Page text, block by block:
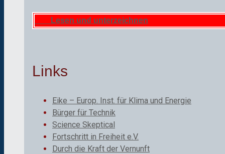
Lesen und unterzeichnen
Links
Eike – Europ. Inst. für Klima und Energie
Bürger für Technik
Science Skeptical
Fortschritt in Freiheit e.V.
Durch die Kraft der Vernunft